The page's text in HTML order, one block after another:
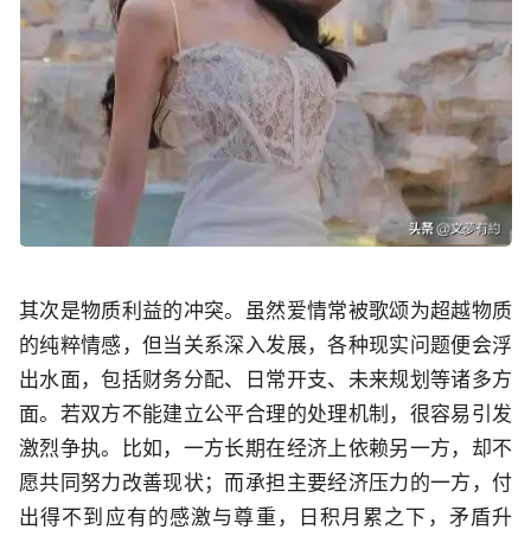
其次是物质利益的冲突。虽然爱情常被歌颂为超越物质
的纯粹情感，但当关系深入发展，各种现实问题便会浮
出水面，包括财务分配、日常开支、未来规划等诸多方
面。若双方不能建立公平合理的处理机制，很容易引发
激烈争执。比如，一方长期在经济上依赖另一方，却不
愿共同努力改善现状；而承担主要经济压力的一方，付
出得不到应有的感激与尊重，日积月累之下，矛盾升